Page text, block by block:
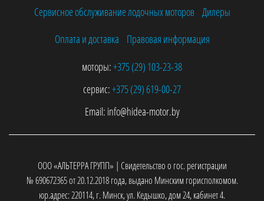
Сервисное обслуживание лодочных моторов Дилеры
Оплата и доставка
Правовая информация
моторы:+375 (29) 103-23-38
сервис:+375 (29)619-00-27
Email: info@hidea-motor.by
ООО «АЛЬТЕРРА ГРУПП» | Свидетельство о гос. регистрации
№ 690672365 от 20.12.2018 года, выдано Минским горисполкомом.
юр.адрес: 220114, г. Минск, ул. Кедышко, дом 24, кабинет 4.